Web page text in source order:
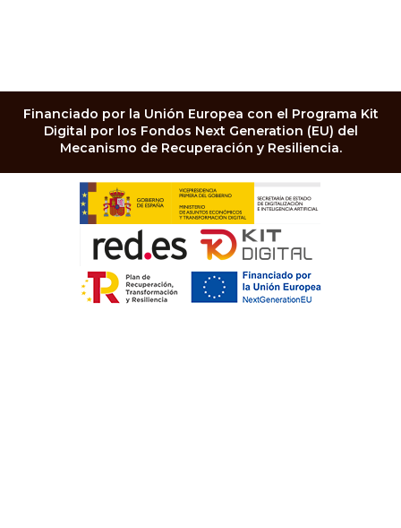
Financiado por la Unión Europea con el Programa Kit
Digital por los Fondos Next Generation (EU) del
Mecanismo de Recuperación y Resiliencia.